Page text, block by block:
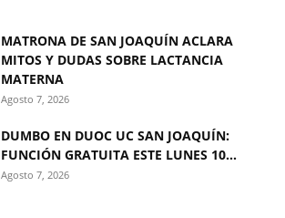
MATRONA DE SAN JOAQUÍN ACLARA
MITOS Y DUDAS SOBRE LACTANCIA
MATERNA
Agosto 7, 2026
DUMBO EN DUOC UC SAN JOAQUÍN:
FUNCIÓN GRATUITA ESTE LUNES 10...
Agosto 7, 2026